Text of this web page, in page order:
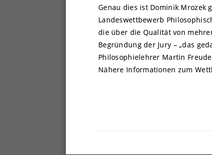
Genau dies ist Dominik Mrozek
Landeswettbewerb
die über die Qualität von
Begründung der Jury – „das
Philosophielehrer Martin
Nähere Informationen zum